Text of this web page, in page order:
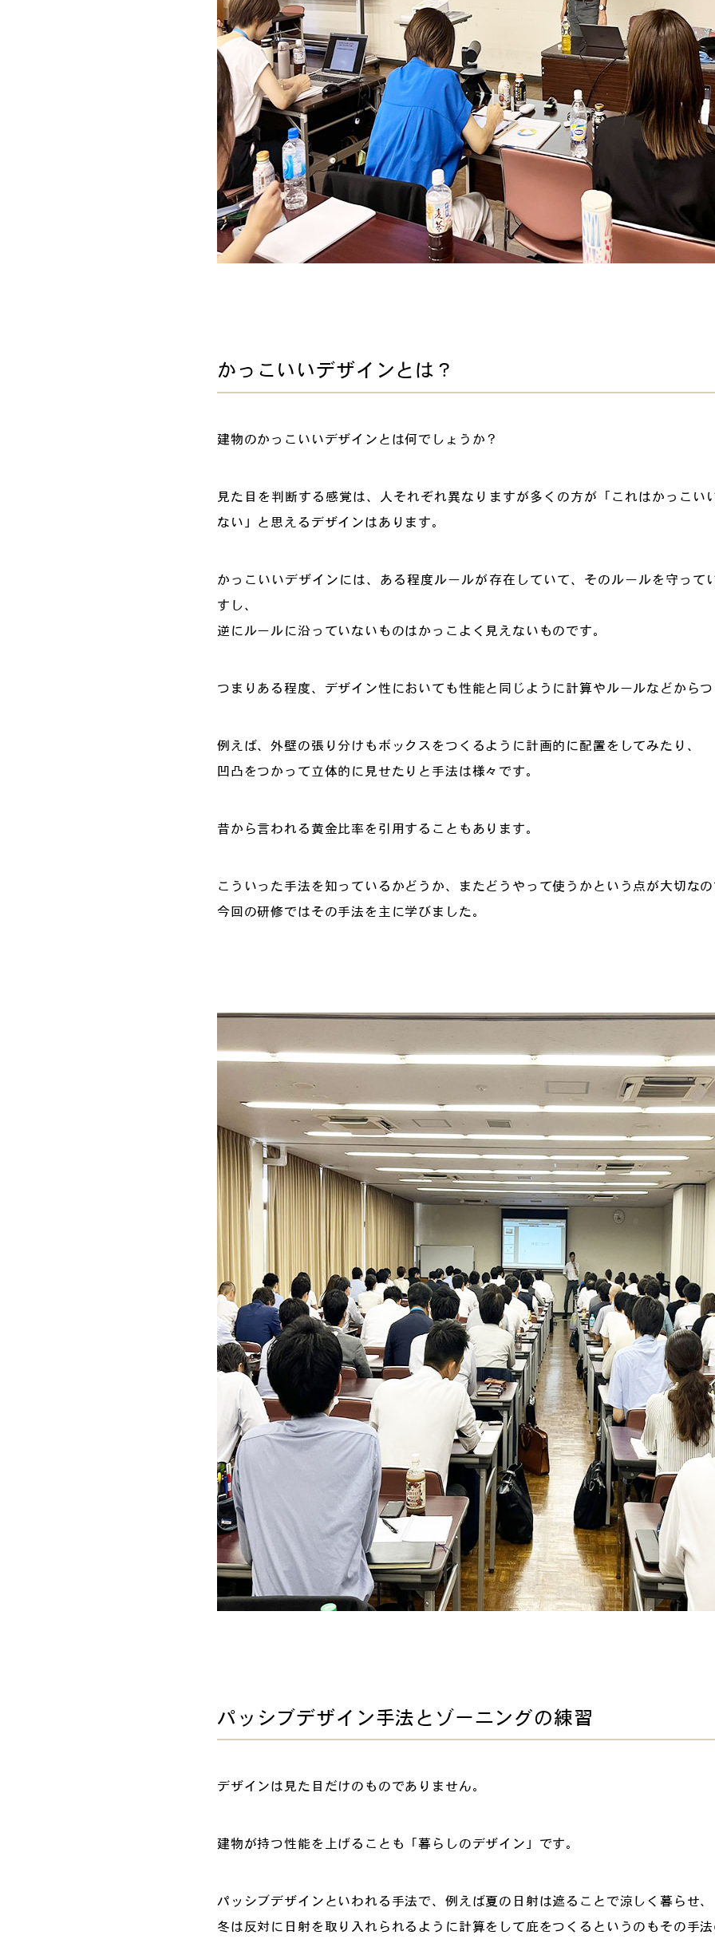
かっこいいデザインとは？
建物のかっこいいデザインとは何でしょうか？
見た目を判断する感覚は、人それぞれ異なりますが多くの方が「これはかっこい
ない」と思えるデザインはあります。
かっこいいデザインには、ある程度ルールが存在していて、そのルールを守って
すし、
逆にルールに沿っていないものはかっこよく見えないものです。
つまりある程度、デザイン性においても性能と同じように計算やルールなどから
例えば、外壁の張り分けもボックスをつくるように計画的に配置をしてみたり、
凹凸をつかって立体的に見せたりと手法は様々です。
昔から言われる黄金比率を引用することもあります。
こういった手法を知っているかどうか、またどうやって使うかという点が大切な
今回の研修ではその手法を主に学びました。
パッシブデザイン手法とゾーニングの練習
デザインは見た目だけのものでありません。
建物が持つ性能を上げることも「暮らしのデザイン」です。
パッシブデザインといわれる手法で、例えば夏の日射は遮ることで涼しく暮らせ、
冬は反対に日射を取り入れられるように計算をして庇をつくるというのもその手